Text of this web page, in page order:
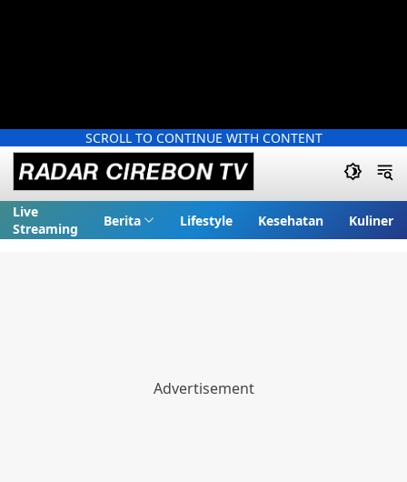
SCROLL TO CONTINUE WITH CONTENT
Live
Streaming
Berita Lifestyle Kesehatan Kuliner